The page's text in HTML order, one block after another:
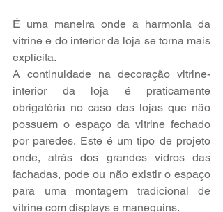
É uma maneira onde a harmonia da
vitrine e do interior da loja se torna mais
explícita.
A continuidade na decoração vitrine-
interior da loja é praticamente
obrigatória no caso das lojas que não
possuem o espaço da vitrine fechado
por paredes. Este é um tipo de projeto
onde, atrás dos grandes vidros das
fachadas, pode ou não existir o espaço
para uma montagem tradicional de
vitrine com displays e manequins.